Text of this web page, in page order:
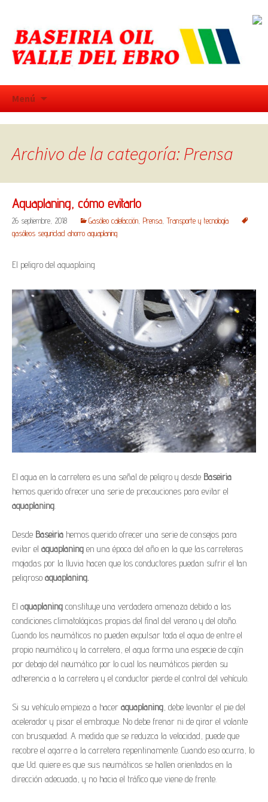
Menú
Archivo de la categoría: Prensa
Aquaplaning, cómo evitarlo
26 septiembre, 2018 Gasóleo calefacción Prensa ,Transporte y tecnología
gasóleos seguridad ahorro aquaplaning
El peligro del aquaplaing
El agua en la carretera es una señal de peligro y desde Baseiria
hemos querido ofrecer una serie de precauciones para evitar el
aquaplaning.
Desde Baseiria hemos querido ofrecer una serie de consejos para
evitar el aquaplaning en una época del año en la que las carreteras
mojadas por la lluvia hacen que los conductores puedan sufrir el tan
peligroso aquaplaning.
El aquaplaning constituye una verdadera amenaza debido a las
condiciones climatológicas propias del final del verano y del otoño.
Cuando los neumáticos no pueden expulsar toda el agua de entre el
propio neumático y la carretera, el agua forma una especie de cojín
por debajo del neumático por lo cual los neumáticos pierden su
adherencia a la carretera y el conductor pierde el control del vehículo.
Si su vehículo empieza a hacer aquaplaning, debe levantar el pie del
acelerador y pisar el embrague. No debe frenar ni de girar el volante
con brusquedad. A medida que se reduzca la velocidad, puede que
recobre el agarre a la carretera repentinamente. Cuando eso ocurra, lo
que Ud. quiere es que sus neumáticos se hallen orientados en la
dirección adecuada, y no hacia el tráfico que viene de frente.